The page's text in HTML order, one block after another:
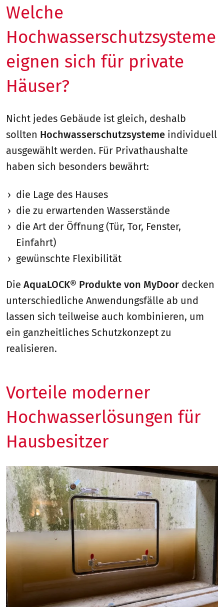
Welche
Hochwasserschutzsysteme
eignen sich für private
Häuser?
Nicht jedes Gebäude ist gleich, deshalb
sollten Hochwasserschutzsysteme individuell
ausgewählt werden. Für Privathaushalte
haben sich besonders bewährt:
die Lage des Hauses
die zu erwartenden Wasserstände
die Art der Öffnung (Tür, Tor, Fenster,
Einfahrt)
gewünschte Flexibilität
Die AquaLOCK® Produkte von MyDoor decken
unterschiedliche Anwendungsfälle ab und
lassen sich teilweise auch kombinieren, um
ein ganzheitliches Schutzkonzept zu
realisieren.
Vorteile moderner
Hochwasserlösungen für
Hausbesitzer